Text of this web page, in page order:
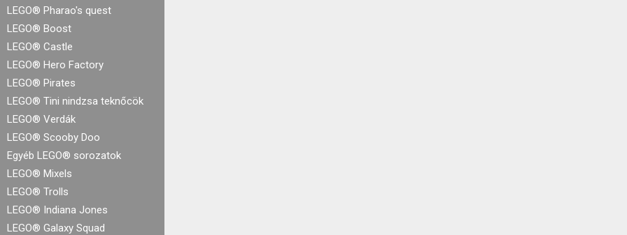
LEGO® Pharao's quest
LEGO® Boost
LEGO® Castle
LEGO® Hero Factory
LEGO® Pirates
LEGO® Tini nindzsa teknőcök
LEGO® Verdák
LEGO® Scooby Doo
Egyéb LEGO® sorozatok
LEGO® Mixels
LEGO® Trolls
LEGO® Indiana Jones
LEGO® Galaxy Squad